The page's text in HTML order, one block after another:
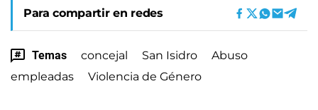
Para compartir en redes
Temas concejal San Isidro
Abuso
empleadas
Violencia de Género